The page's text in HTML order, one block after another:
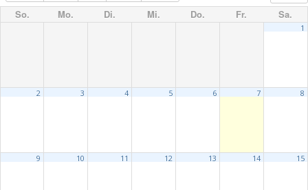
So. Mo. Di. Mi. Do. Fr. Sa.
1
2 3 4 5 6 7 8
9 10 11 12 13 14 15